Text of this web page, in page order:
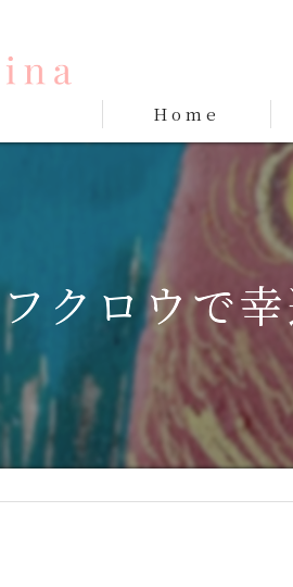
Home
フクロウで